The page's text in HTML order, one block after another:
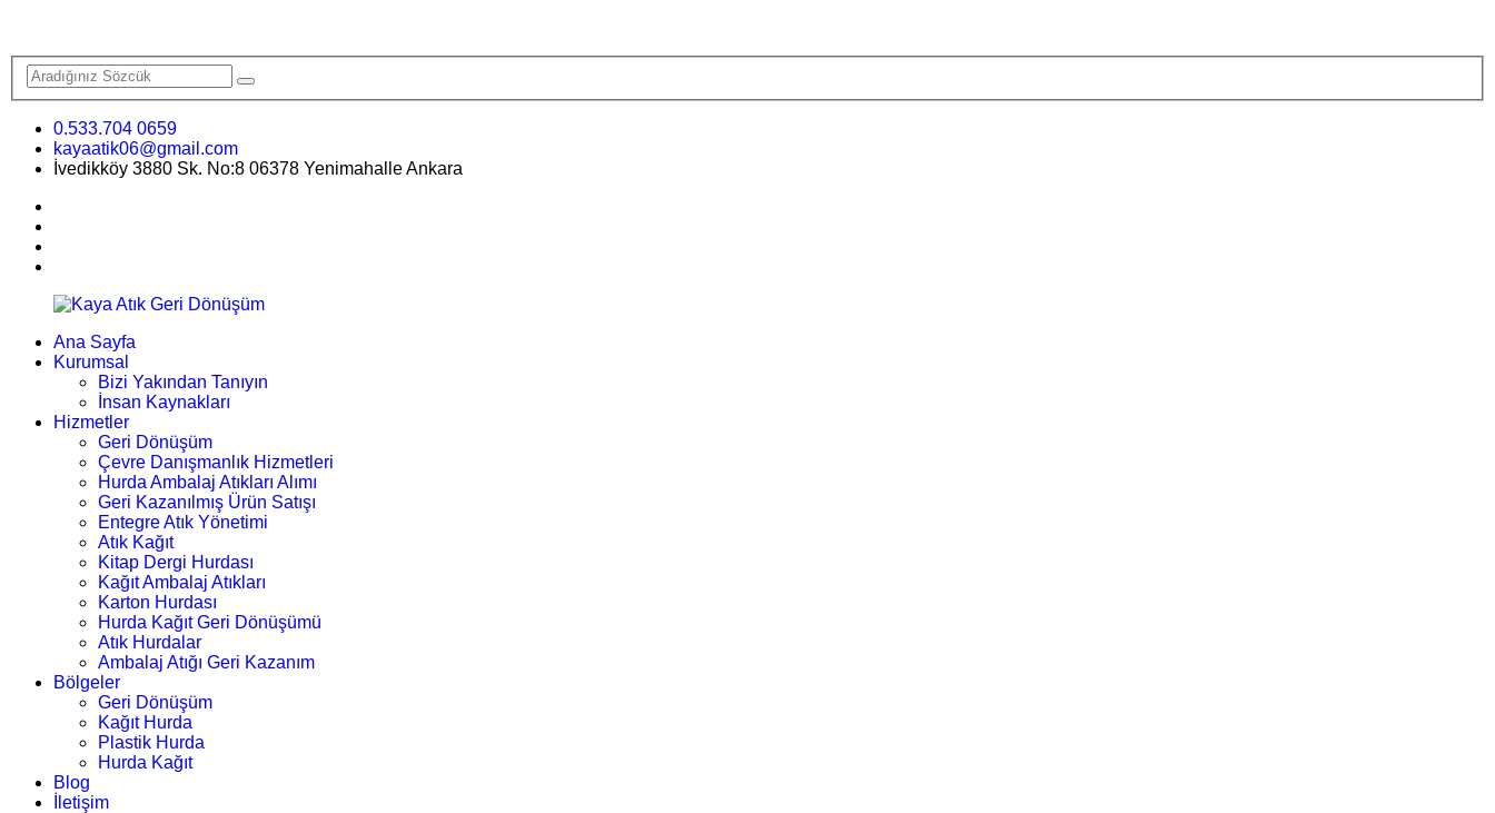
0.533.704 0659
kayaatik06@gmail.com
İvedikköy 3880 Sk. No:8 06378 Yenimahalle Ankara
Ana Sayfa
Kurumsal
Bizi Yakından Tanıyın
İnsan Kaynakları
Hizmetler
Geri Dönüşüm
Çevre Danışmanlık Hizmetleri
Hurda Ambalaj Atıkları Alımı
Geri Kazanılmış Ürün Satışı
Entegre Atık Yönetimi
Atık Kağıt
Kitap Dergi Hurdası
Kağıt Ambalaj Atıkları
Karton Hurdası
Hurda Kağıt Geri Dönüşümü
Atık Hurdalar
Ambalaj Atığı Geri Kazanım
Bölgeler
Geri Dönüşüm
Kağıt Hurda
Plastik Hurda
Hurda Kağıt
Blog
İletişim